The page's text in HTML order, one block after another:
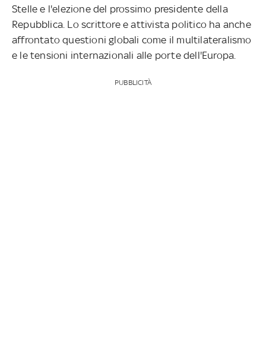
Stelle e l'elezione del prossimo presidente della
Repubblica. Lo scrittore e attivista politico ha anche
affrontato questioni globali come il multilateralismo
e le tensioni internazionali alle porte dell'Europa.
PUBBLICITÀ